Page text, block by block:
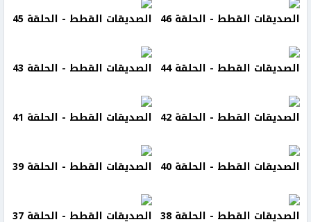
الصديقات القطط - الحلقة 46 الصديقات القطط - الحلقة 45
الصديقات القطط - الحلقة 44 الصديقات القطط - الحلقة 43
الصديقات القطط - الحلقة 42 الصديقات القطط - الحلقة 41
الصديقات القطط - الحلقة 40 الصديقات القطط - الحلقة 39
الصديقات القطط - الحلقة 38 الصديقات القطط - الحلقة 37